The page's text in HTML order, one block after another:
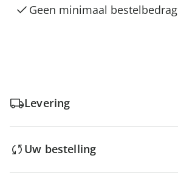
Geen minimaal bestelbedrag
Levering
Uw bestelling